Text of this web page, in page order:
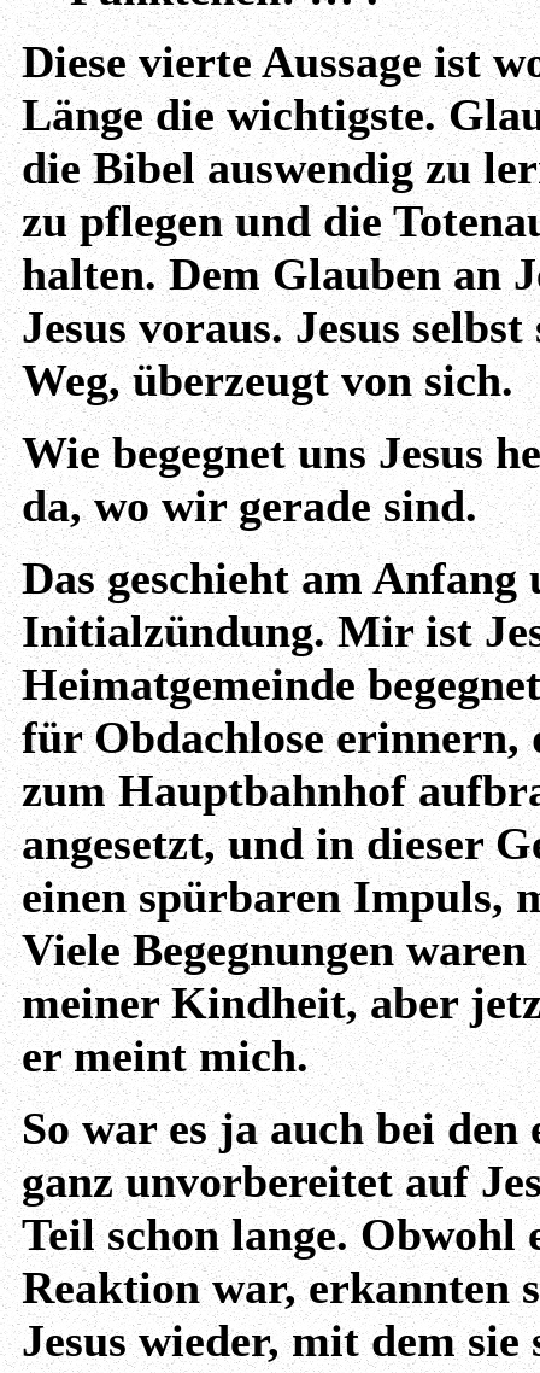
Diese vierte Aussage ist
Länge die wichtigste.
die Bibel auswendig zu
zu pflegen und die
halten. Dem Glauben an
Jesus voraus. Jesus
Weg, überzeugt von sich.
Wie begegnet uns Jesus
da, wo wir gerade sind.
Das geschieht am Anfang
Initialzündung. Mir ist
Heimatgemeinde
für Obdachlose
zum Hauptbahnhof
angesetzt, und in dieser
einen spürbaren Impuls,
Viele Begegnungen
meiner Kindheit, aber
er meint mich.
So war es ja auch bei
ganz unvorbereitet auf
Teil schon lange.
Reaktion war, erkannten
Jesus wieder, mit dem